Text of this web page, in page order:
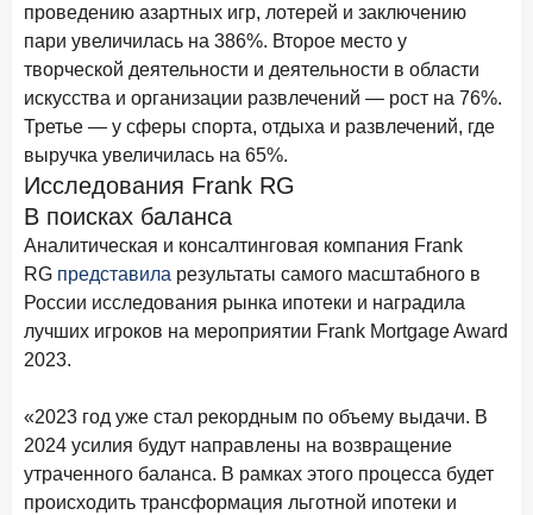
на банковском рынке
ПОДПИСАТЬСЯ
Я согласен с условиямиобработки данных
10 марта 2026 года ИССЛЕДОВАНИЕ
Куда уходят деньги? Frank RG исследует рынок
вкладов
6 марта 2026 года
25 февраля 2026 года ИССЛЕДОВАНИЕ
Ипотека. Итоги работы крупнейших ипотечных банков
в январе 2026 года
проведению азартных игр, лотерей и заключению
пари увеличилась на 386%. Второе место у
творческой деятельности и деятельности в области
искусства и организации развлечений — рост на 76%.
Третье — у сферы спорта, отдыха и развлечений, где
выручка увеличилась на 65%.
Исследования Frank RG
В поисках баланса
Аналитическая и консалтинговая компания Frank
RG представила результаты самого масштабного в
России исследования рынка ипотеки и наградила
лучших игроков на мероприятии Frank Mortgage Award
2023.
«2023 год уже стал рекордным по объему выдачи. В
2024 усилия будут направлены на возвращение
утраченного баланса. В рамках этого процесса будет
происходить трансформация льготной ипотеки и